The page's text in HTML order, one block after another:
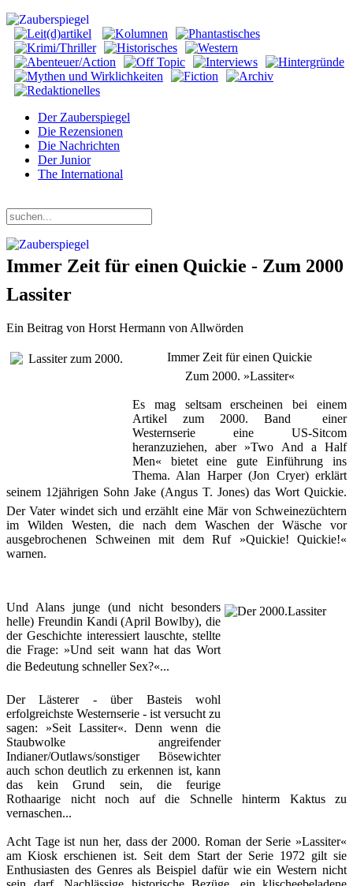
Der Zauberspiegel
Die Rezensionen
Die Nachrichten
Der Junior
The International
Immer Zeit für einen Quickie - Zum 2000
Lassiter
Ein Beitrag von Horst Hermann von Allwörden
Immer Zeit für einen Quickie
Zum 2000. »Lassiter«
Es mag seltsam erscheinen bei einem
Artikel zum 2000. Band einer
Westernserie eine US-Sitcom
heranzuziehen, aber »Two And a Half
Men« bietet eine gute Einführung ins
Thema. Alan Harper (Jon Cryer) erklärt
seinem 12jährigen Sohn Jake (Angus T. Jones) das Wort Quickie.
Der Vater windet sich und erzählt eine Mär von Schweinezüchtern
im Wilden Westen, die nach dem Waschen der Wäsche vor
ausgebrochenen Schweinen mit dem Ruf »Quickie! Quickie!«
warnen.
Und Alans junge (und nicht besonders
helle) Freundin Kandi (April Bowlby), die
der Geschichte interessiert lauschte, stellte
die Frage: »Und seit wann hat das Wort
die Bedeutung schneller Sex?«...
Der Lästerer - über Basteis wohl
erfolgreichste Westernserie - ist versucht zu
sagen: »Seit Lassiter«. Denn wenn die
Staubwolke angreifender
Indianer/Outlaws/sonstiger Bösewichter
auch schon deutlich zu erkennen ist, kann
das kein Grund sein, die feurige
Rothaarige nicht noch auf die Schnelle hinterm Kaktus zu
vernaschen...
Acht Tage ist nun her, dass der 2000. Roman der Serie »Lassiter«
am Kiosk erschienen ist. Seit dem Start der Serie 1972 gilt sie
Enthusiasten des Genres als Beispiel dafür wie ein Western nicht